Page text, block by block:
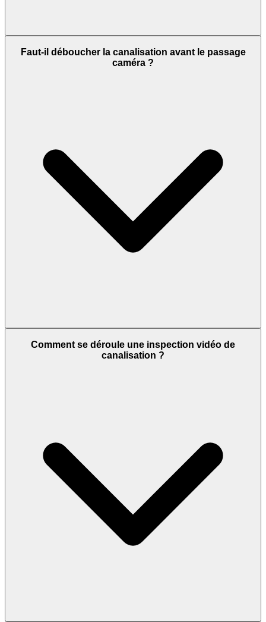
Faut-il déboucher la canalisation avant le passage
caméra ?
Comment se déroule une inspection vidéo de
canalisation ?